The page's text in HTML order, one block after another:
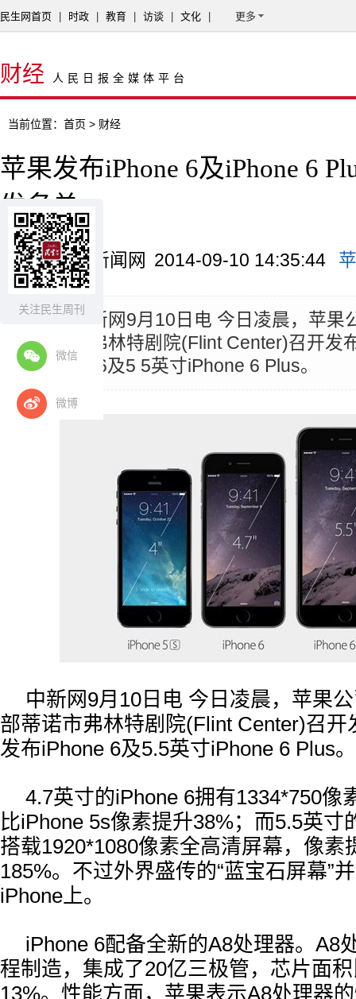
关注民生周刊
微信
微博
民生网首页 时政 教育 访谈 文化 更多
财经 人民日报全媒体平台
当前位置： 首页 > 财经
苹果发布iPhone 6及iPhone 6
发名单
来源：中国新闻网 2014-09-10 14:35:44
摘要：中新网9月10日电 今日凌晨，苹果
部蒂诺市弗林特剧院(Flint Center)召开发
布iPhone 6及5 5英寸iPhone 6 Plus。
中新网9月10日电 今日凌晨，苹果
部蒂诺市弗林特剧院(Flint Center)召开
发布iPhone 6及5.5英寸iPhone 6 Plus。
4.7英寸的iPhone 6拥有1334*750像
比iPhone 5s像素提升38%；而5.5英寸
搭载1920*1080像素全高清屏幕，像素
185%。不过外界盛传的“蓝宝石屏幕”
iPhone上。
iPhone 6配备全新的A8处理器。A8
程制造，集成了20亿三极管，芯片面
13%。性能方面，苹果表示A8处理器